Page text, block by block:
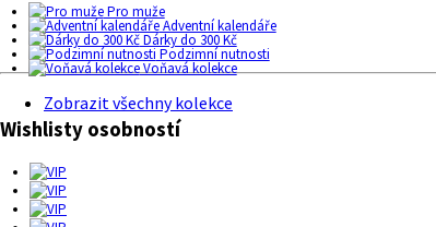
Pro muže
Adventní kalendáře
Dárky do 300 Kč
Podzimní nutnosti
Voňavá kolekce
Zobrazit všechny kolekce
Wishlisty osobností